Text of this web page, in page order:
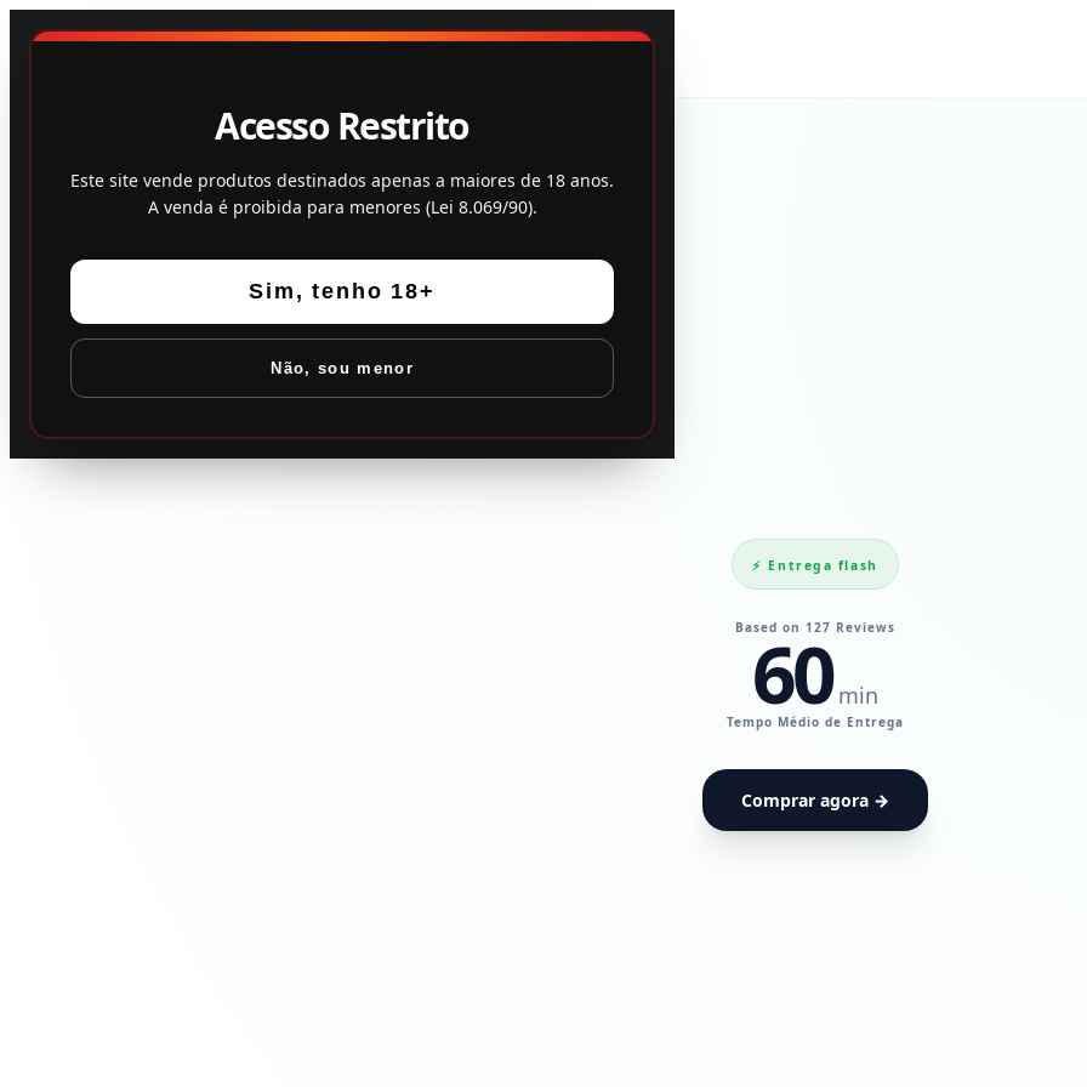
Acesso Restrito
Este site vende produtos destinados apenas a maiores de 18 anos.
A venda é proibida para menores (Lei 8.069/90).
Sim, tenho 18+
Não, sou menor
UdiaPods —
⚡ Entrega flash
Based on 127 Reviews
60min
Tempo Médio de Entrega
Comprar agora →